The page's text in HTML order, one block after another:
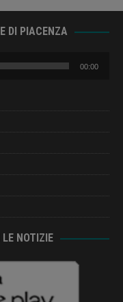
DI PIACENZA
00:00
LE NOTIZIE